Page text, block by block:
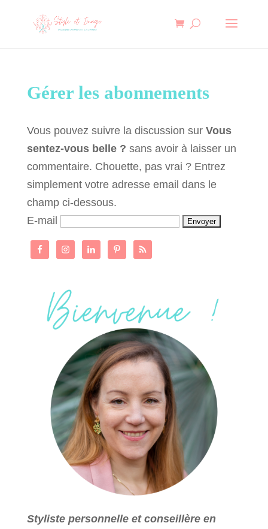
Gérer les abonnements
Vous pouvez suivre la discussion sur Vous
sentez-vous belle ? sans avoir à laisser un
commentaire. Chouette, pas vrai ? Entrez
simplement votre adresse email dans le
champ ci-dessous.
E-mail
Styliste personnelle et conseillère en